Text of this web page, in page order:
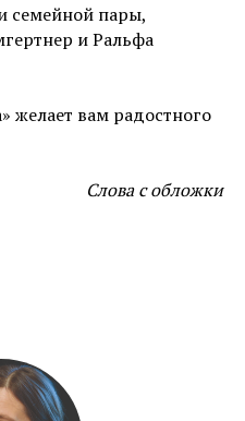
семейной пары,
и Ральфа
» желает вам радостного
Слова с обложки